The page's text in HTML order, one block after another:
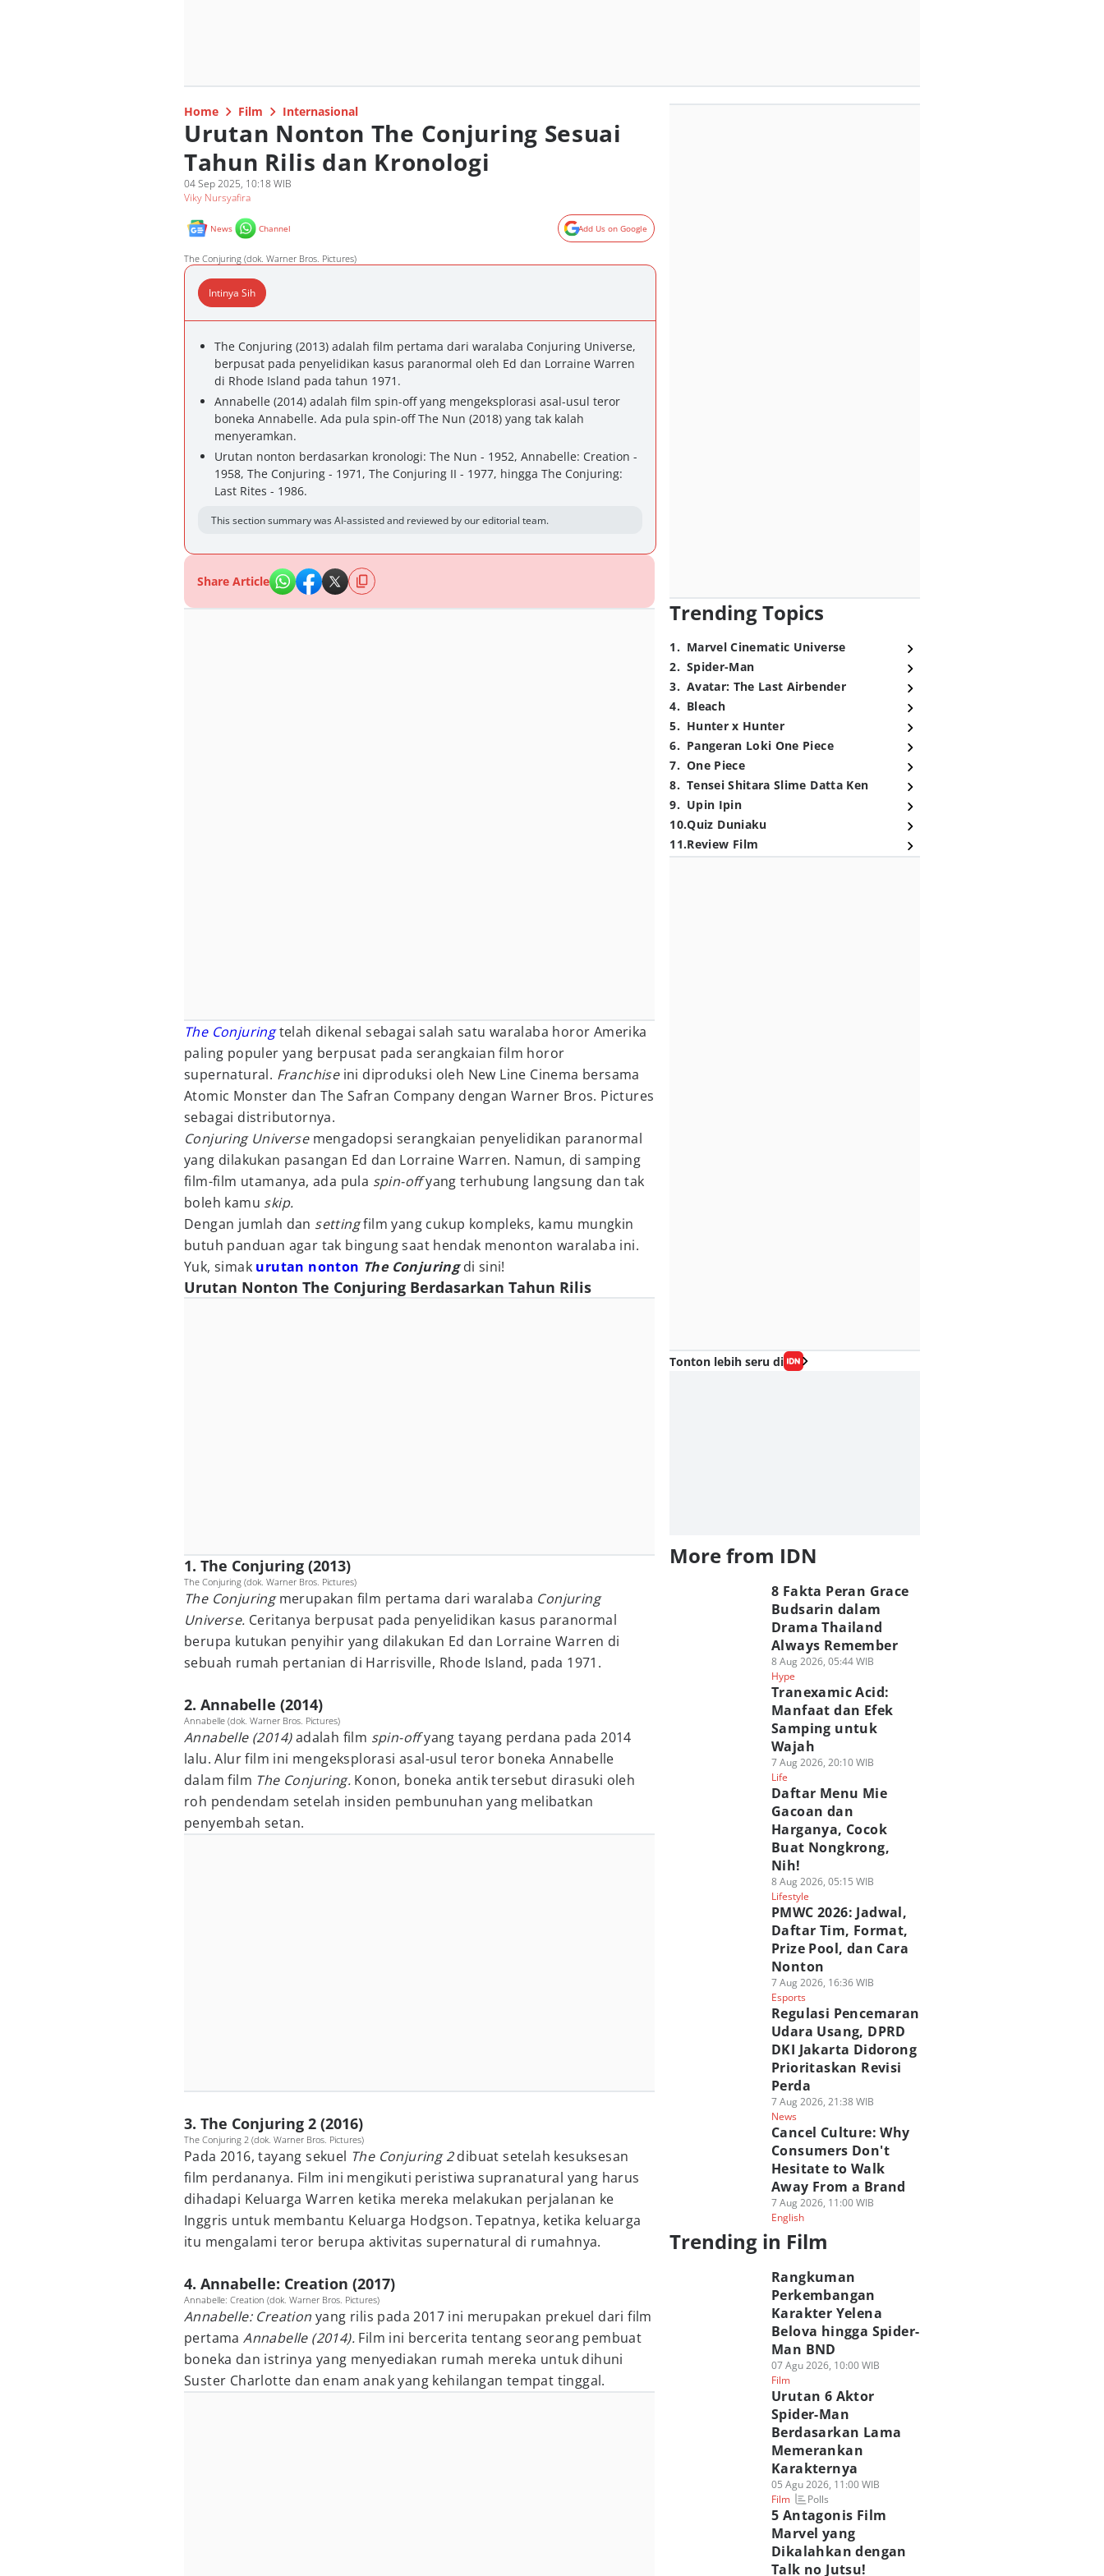
Home Film Internasional
Urutan Nonton The Conjuring Sesuai
Tahun Rilis dan Kronologi
04 Sep 2025, 10:18 WIB
Viky Nursyafira
News Channel Add Us on Google
The Conjuring (dok. Warner Bros. Pictures)
Intinya Sih
The Conjuring (2013) adalah film pertama dari waralaba Conjuring Universe,
berpusat pada penyelidikan kasus paranormal oleh Ed dan Lorraine Warren
di Rhode Island pada tahun 1971.
Annabelle (2014) adalah film spin-off yang mengeksplorasi asal-usul teror
boneka Annabelle. Ada pula spin-off The Nun (2018) yang tak kalah
menyeramkan.
Urutan nonton berdasarkan kronologi: The Nun - 1952, Annabelle: Creation -
1958, The Conjuring - 1971, The Conjuring II - 1977, hingga The Conjuring:
Last Rites - 1986.
This section summary was AI-assisted and reviewed by our editorial team.
Share Article
The Conjuring telah dikenal sebagai salah satu waralaba horor Amerika
paling populer yang berpusat pada serangkaian film horor
supernatural. Franchise ini diproduksi oleh New Line Cinema bersama
Atomic Monster dan The Safran Company dengan Warner Bros. Pictures
sebagai distributornya.
Conjuring Universe mengadopsi serangkaian penyelidikan paranormal
yang dilakukan pasangan Ed dan Lorraine Warren. Namun, di samping
film-film utamanya, ada pula spin-offyang terhubung langsung dan tak
boleh kamu skip.
Dengan jumlah dan settingfilm yang cukup kompleks, kamu mungkin
butuh panduan agar tak bingung saat hendak menonton waralaba ini.
Yuk, simak urutan nonton The Conjuring di sini!
Urutan Nonton The Conjuring Berdasarkan Tahun Rilis
1. The Conjuring (2013)
The Conjuring (dok. Warner Bros. Pictures)
The Conjuringmerupakan film pertama dari waralaba Conjuring
Universe. Ceritanya berpusat pada penyelidikan kasus paranormal
berupa kutukan penyihir yang dilakukan Ed dan Lorraine Warren di
sebuah rumah pertanian di Harrisville, Rhode Island, pada 1971.
2. Annabelle (2014)
Annabelle (dok. Warner Bros. Pictures)
Annabelle (2014)adalah film spin-offyang tayang perdana pada 2014
lalu. Alur film ini mengeksplorasi asal-usul teror boneka Annabelle
dalam film The Conjuring. Konon, boneka antik tersebut dirasuki oleh
roh pendendam setelah insiden pembunuhan yang melibatkan
penyembah setan.
3. The Conjuring 2 (2016)
The Conjuring 2 (dok. Warner Bros. Pictures)
Pada 2016, tayang sekuel The Conjuring 2dibuat setelah kesuksesan
film perdananya. Film ini mengikuti peristiwa supranatural yang harus
dihadapi Keluarga Warren ketika mereka melakukan perjalanan ke
Inggris untuk membantu Keluarga Hodgson. Tepatnya, ketika keluarga
itu mengalami teror berupa aktivitas supernatural di rumahnya.
4. Annabelle: Creation (2017)
Annabelle: Creation (dok. Warner Bros. Pictures)
Annabelle: Creation yang rilis pada 2017 ini merupakan prekuel dari film
pertamaAnnabelle (2014). Film ini bercerita tentang seorang pembuat
boneka dan istrinya yang menyediakan rumah mereka untuk dihuni
Suster Charlotte dan enam anak yang kehilangan tempat tinggal.
Trending Topics
1. Marvel Cinematic Universe
2. Spider-Man
3. Avatar: The Last Airbender
4. Bleach
5. Hunter x Hunter
6. Pangeran Loki One Piece
7. One Piece
8. Tensei Shitara Slime Datta Ken
9. Upin Ipin
10.Quiz Duniaku
11.Review Film
Tonton lebih seru di
More from IDN
8 Fakta Peran Grace
Budsarin dalam
Drama Thailand
Always Remember
8 Aug 2026, 05:44 WIB
Hype
Tranexamic Acid:
Manfaat dan Efek
Samping untuk
Wajah
7 Aug 2026, 20:10 WIB
Life
Daftar Menu Mie
Gacoan dan
Harganya, Cocok
Buat Nongkrong,
Nih!
8 Aug 2026, 05:15 WIB
Lifestyle
PMWC 2026: Jadwal,
Daftar Tim, Format,
Prize Pool, dan Cara
Nonton
7 Aug 2026, 16:36 WIB
Esports
Regulasi Pencemaran
Udara Usang, DPRD
DKI Jakarta Didorong
Prioritaskan Revisi
Perda
7 Aug 2026, 21:38 WIB
News
Cancel Culture: Why
Consumers Don't
Hesitate to Walk
Away From a Brand
7 Aug 2026, 11:00 WIB
English
Trending in Film
Rangkuman
Perkembangan
Karakter Yelena
Belova hingga Spider-
Man BND
07 Agu 2026, 10:00 WIB
Film
Urutan 6 Aktor
Spider-Man
Berdasarkan Lama
Memerankan
Karakternya
05 Agu 2026, 11:00 WIB
Film
Polls
5 Antagonis Film
Marvel yang
Dikalahkan dengan
Talk no Jutsu!